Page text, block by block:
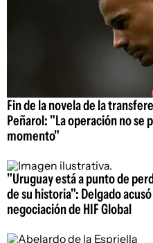
Fin de la novela de la
Peñarol: "La operación no se
momento"
"Uruguay está a punto de
de su historia": Delgado
negociación de HIF Global